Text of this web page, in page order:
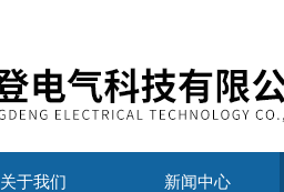
关于我们 新闻中心